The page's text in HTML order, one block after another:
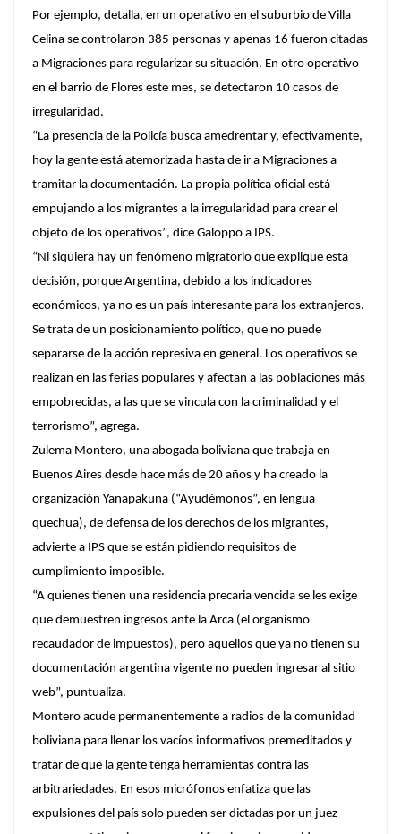
Por ejemplo, detalla, en un operativo en el suburbio de Villa
Celina se controlaron 385 personas y apenas 16 fueron citadas
a Migraciones para regularizar su situación. En otro operativo
en el barrio de Flores este mes, se detectaron 10 casos de
irregularidad.
“La presencia de la Policía busca amedrentar y, efectivamente,
hoy la gente está atemorizada hasta de ir a Migraciones a
tramitar la documentación. La propia política oficial está
empujando a los migrantes a la irregularidad para crear el
objeto de los operativos”, dice Galoppo a IPS.
“Ni siquiera hay un fenómeno migratorio que explique esta
decisión, porque Argentina, debido a los indicadores
económicos, ya no es un país interesante para los extranjeros.
Se trata de un posicionamiento político, que no puede
separarse de la acción represiva en general. Los operativos se
realizan en las ferias populares y afectan a las poblaciones más
empobrecidas, a las que se vincula con la criminalidad y el
terrorismo”, agrega.
Zulema Montero, una abogada boliviana que trabaja en
Buenos Aires desde hace más de 20 años y ha creado la
organización Yanapakuna (“Ayudémonos”, en lengua
quechua), de defensa de los derechos de los migrantes,
advierte a IPS que se están pidiendo requisitos de
cumplimiento imposible.
“A quienes tienen una residencia precaria vencida se les exige
que demuestren ingresos ante la Arca (el organismo
recaudador de impuestos), pero aquellos que ya no tienen su
documentación argentina vigente no pueden ingresar al sitio
web”, puntualiza.
Montero acude permanentemente a radios de la comunidad
boliviana para llenar los vacíos informativos premeditados y
tratar de que la gente tenga herramientas contra las
arbitrariedades. En esos micrófonos enfatiza que las
expulsiones del país solo pueden ser dictadas por un juez –